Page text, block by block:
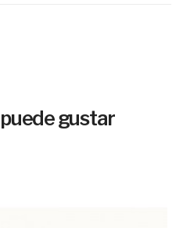
gustar